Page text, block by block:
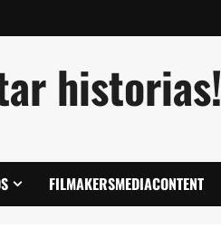
historias!
FILMAKERSMEDIACONTENT